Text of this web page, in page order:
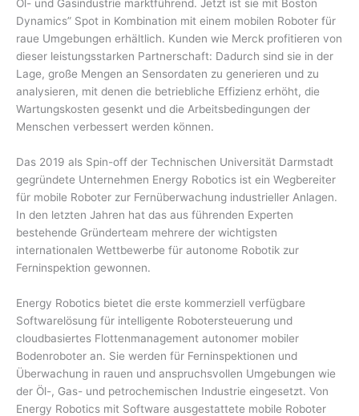
Öl- und Gasindustrie marktführend. Jetzt ist sie mit Boston
Dynamics” Spot in Kombination mit einem mobilen Roboter für
raue Umgebungen erhältlich. Kunden wie Merck profitieren von
dieser leistungsstarken Partnerschaft: Dadurch sind sie in der
Lage, große Mengen an Sensordaten zu generieren und zu
analysieren, mit denen die betriebliche Effizienz erhöht, die
Wartungskosten gesenkt und die Arbeitsbedingungen der
Menschen verbessert werden können.
Das 2019 als Spin-off der Technischen Universität Darmstadt
gegründete Unternehmen Energy Robotics ist ein Wegbereiter
für mobile Roboter zur Fernüberwachung industrieller Anlagen.
In den letzten Jahren hat das aus führenden Experten
bestehende Gründerteam mehrere der wichtigsten
internationalen Wettbewerbe für autonome Robotik zur
Ferninspektion gewonnen.
Energy Robotics bietet die erste kommerziell verfügbare
Softwarelösung für intelligente Robotersteuerung und
cloudbasiertes Flottenmanagement autonomer mobiler
Bodenroboter an. Sie werden für Ferninspektionen und
Überwachung in rauen und anspruchsvollen Umgebungen wie
der Öl-, Gas- und petrochemischen Industrie eingesetzt. Von
Energy Robotics mit Software ausgestattete mobile Roboter